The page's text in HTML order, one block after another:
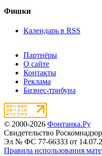
Фишки
Календарь в RSS
Партнёры
О сайте
Контакты
Реклама
Бизнес-трибуна
© 2000-2026 Фонтанка.Ру
Свидетельство
Эл № ФС 77-66333 от
Правила использования